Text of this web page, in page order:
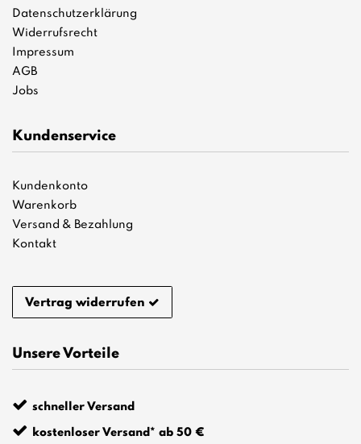
Datenschutzerklärung
Widerrufsrecht
Impressum
AGB
Jobs
Kundenservice
Kundenkonto
Warenkorb
Versand & Bezahlung
Kontakt
Vertrag widerrufen
Unsere Vorteile
schneller Versand
kostenloser Versand* ab 50 €